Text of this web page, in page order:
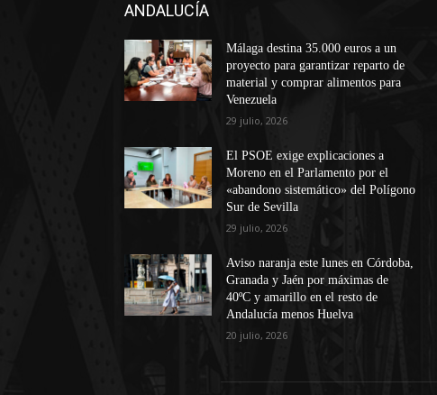
ANDALUCÍA
Málaga destina 35.000 euros a un
proyecto para garantizar reparto de
material y comprar alimentos para
Venezuela
29 julio, 2026
El PSOE exige explicaciones a
Moreno en el Parlamento por el
«abandono sistemático» del Polígono
Sur de Sevilla
29 julio, 2026
Aviso naranja este lunes en Córdoba,
Granada y Jaén por máximas de
40ºC y amarillo en el resto de
Andalucía menos Huelva
20 julio, 2026